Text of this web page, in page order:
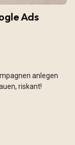
Ads
anlegen
riskant!